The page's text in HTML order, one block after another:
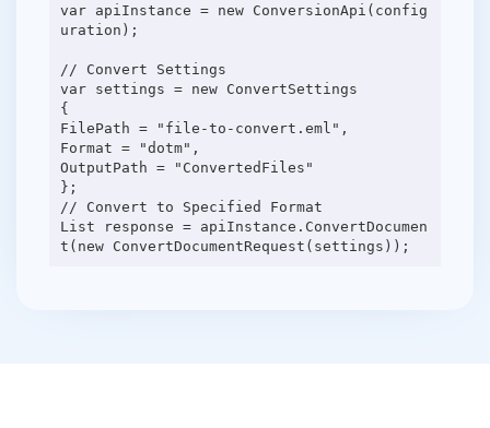
var apiInstance = new ConversionApi(config
uration);
// Convert Settings
var settings = new ConvertSettings
{
FilePath = "file-to-convert.eml",
Format = "dotm",
OutputPath = "ConvertedFiles"
};
// Convert to Specified Format
List response = apiInstance.ConvertDocumen